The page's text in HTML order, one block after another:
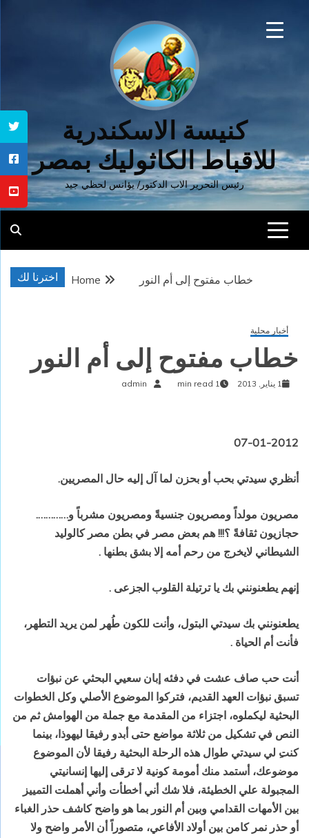
كنيسة الاسكندرية
للاقباط الكاثوليك بمصر
رئيس التحرير الاب الدكتور/ يؤانس لحظي جيد
اخترنا لك Home خطاب مفتوح إلى أم النور
أخبار محلية
خطاب مفتوح إلى أم النور
1 يناير, 2013 1 min read
admin
07-01-2012
أنظري سيدتي بحب أو بحزن لما آل إليه حال المصريين.
مصريون مولداً ومصريون جنسيةً ومصريون مشرباً و………….
حجازيون ثقافةً ؟!!! هم بعض مصر في بطن مصر كالوليد
الشيطاني لايخرج من رحم أمه إلا بشق بطنها .
إنهم يطعنونني بك يا ترتيلة القلوب الجزعى .
يطعنونني بك سيدتي البتول، وأنت للكون طُهر لمن يريد التطهر،
فأنت أم الحياة .
أنت حب صاف عشت في دفئه إبان سعيي البحثي عن نبؤات
تسبق نبؤات العهد القديم، فتركوا الموضوع الأصلي وكل الخطوات
البحثية ليكملوه، اجتزاء من المقدمة مع جملة من الهوامش ثم من
النص في تشكيل من ثلاثة مواضع حتى أبدو رفيقا ليهوذا، بينما
كنت لي سيدتي طوال هذه الرحلة البحثية رفيقا لأن الموضوع
موضوعك، أستمد منك أمومة كونية لا ترقى إليها إنسانيتي
المجبولة علي الخطيئة، فلا شك أني أخطأت وأني أهملت التمييز
بين الأمهات القدامي وبين أم النور بما هو واضح كاشف حذر الغباء
أو حذر نمر كامن بين أولاد الأفاعي، متصوراً أن الأمر واضح ولا